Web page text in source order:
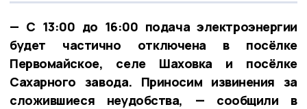
— С 13:00 до 16:00 подача электроэнергии
будет частично отключена в посёлке
Первомайское, селе Шаховка и посёлке
Сахарного завода. Приносим извинения за
сложившиеся неудобства, — сообщили в